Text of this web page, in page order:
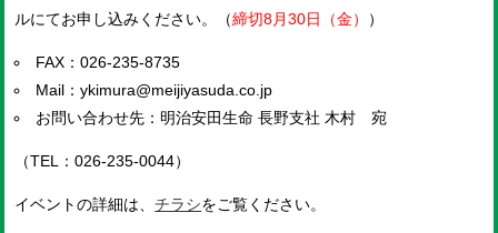
ルにてお申し込みください。（締切8月30日（金） ）
FAX：026-235-8735
Mail：ykimura@meijiyasuda.co.jp
お問い合わせ先：明治安田生命 長野支社 木村 宛
（TEL：026-235-0044）
イベントの詳細は、チラシをご覧ください。